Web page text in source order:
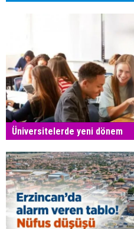
Üniversitelerde yeni dönem